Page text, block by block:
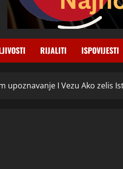
RIJALITI ISPOVIJESTI
upoznavanje I Vezu Ako zelis